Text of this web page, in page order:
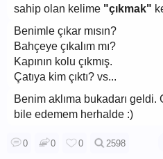
sahip olan kelime "çıkmak"
Benimle çıkar mısın?
Bahçeye çıkalım mı?
Kapının kolu çıkmış.
Çatıya kim çıktı? vs...
Benim aklıma bukadarı geldi.
bile edemem herhalde :)
0 0 0 2598